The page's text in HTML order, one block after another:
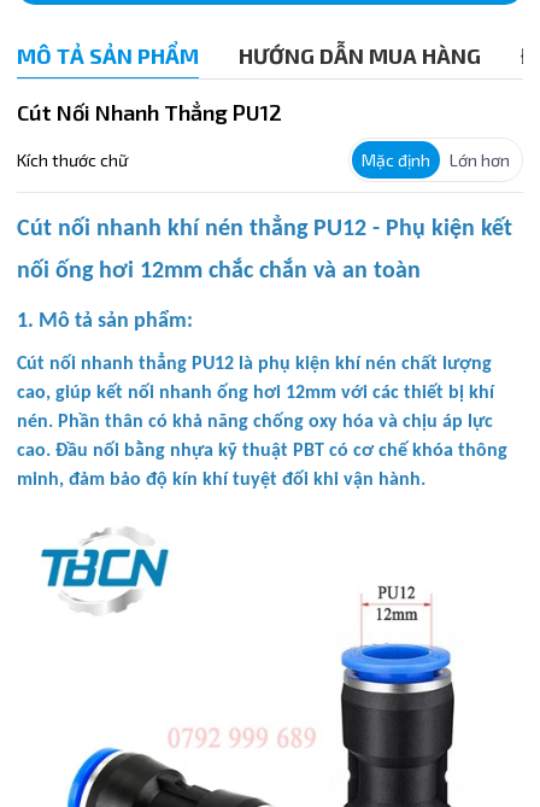
MÔ TẢ SẢN PHẨM HƯỚNG DẪN MUA HÀNG
Cút Nối Nhanh Thẳng PU12
Kích thước chữ Mặc định Lớn hơn
Cút nối nhanh khí nén thẳng PU12 - Phụ kiện kết
nối ống hơi 12mm chắc chắn và an toàn
1. Mô tả sản phẩm:
Cút nối nhanh thẳng PU12 là phụ kiện khí nén chất lượng
cao, giúp kết nối nhanh ống hơi 12mm với các thiết bị khí
nén. Phần thân có khả năng chống oxy hóa và chịu áp lực
cao. Đầu nối bằng nhựa kỹ thuật PBT có cơ chế khóa thông
minh, đảm bảo độ kín khí tuyệt đối khi vận hành.